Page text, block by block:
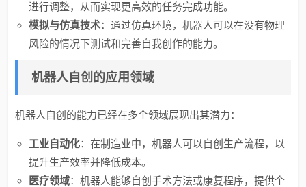
进行调整，从而实现更高效的任务完成功能。
模拟与仿真技术：通过仿真环境，机器人可以在没有物理
风险的情况下测试和完善自我创作的能力。
机器人自创的应用领域
机器人自创的能力已经在多个领域展现出其潜力：
工业自动化：在制造业中，机器人可以自创生产流程，以
提升生产效率并降低成本。
医疗领域：机器人能够自创手术方法或康复程序，提供个